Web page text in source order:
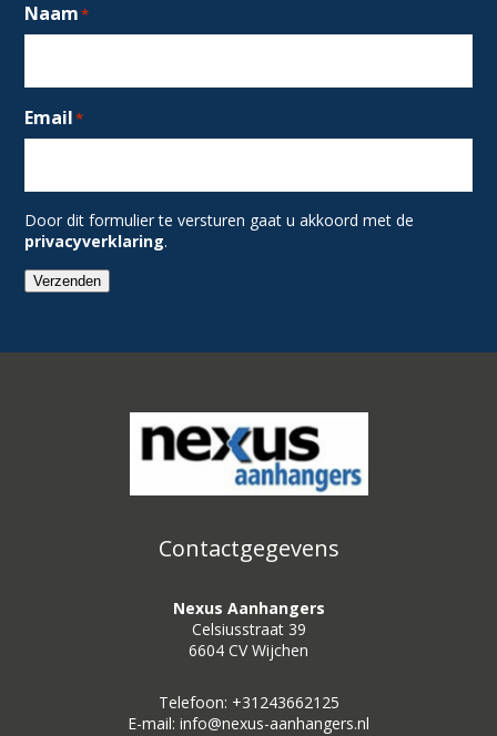
Naam*
Email*
Door dit formulier te versturen gaat u akkoord met de
privacyverklaring.
Verzenden
Contactgegevens
Nexus Aanhangers
Celsiusstraat 39
6604 CV Wijchen
Telefoon: +31243662125
E-mail: info@nexus-aanhangers.nl